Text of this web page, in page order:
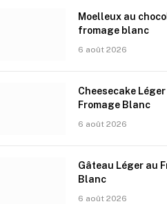
Moelleux au
fromage blanc
6 août 2026
Cheesecake
Fromage Blanc
6 août 2026
Gâteau Léger au
Blanc
6 août 2026